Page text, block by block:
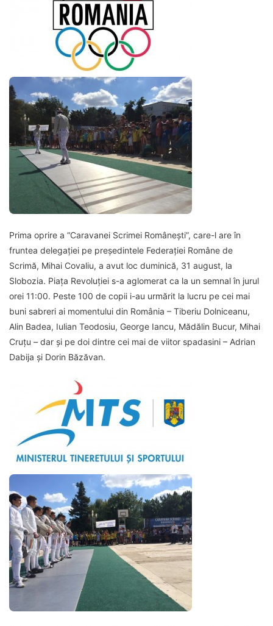
Prima oprire a “Caravanei Scrimei Românești”, care-l are în
fruntea delegației pe președintele Federației Române de
Scrimă, Mihai Covaliu, a avut loc duminică, 31 august, la
Slobozia. Piața Revoluției s-a aglomerat ca la un semnal în jurul
orei 11:00. Peste 100 de copii i-au urmărit la lucru pe cei mai
buni sabreri ai momentului din România – Tiberiu Dolniceanu,
Alin Badea, Iulian Teodosiu, George Iancu, Mădălin Bucur, Mihai
Cruțu – dar și pe doi dintre cei mai de viitor spadasini – Adrian
Dabija și Dorin Băzăvan.